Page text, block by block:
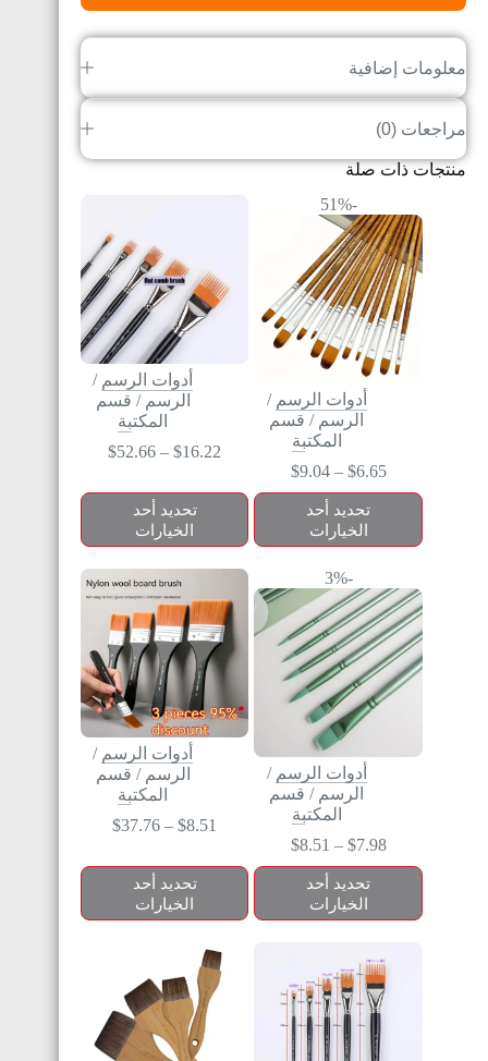
معلومات إضافية
مراجعات (0)
منتجات ذات صلة
-51%
أدوات الرسم /
الرسم / قسم
المكتبة
$6.65
–
$9.04
تحديد أحد
الخيارات
أدوات الرسم /
الرسم / قسم
المكتبة
$16.22
–
$52.66
تحديد أحد
الخيارات
-3%
أدوات الرسم /
الرسم / قسم
المكتبة
$7.98
–
$8.51
تحديد أحد
الخيارات
أدوات الرسم /
الرسم / قسم
المكتبة
$8.51
–
$37.76
تحديد أحد
الخيارات